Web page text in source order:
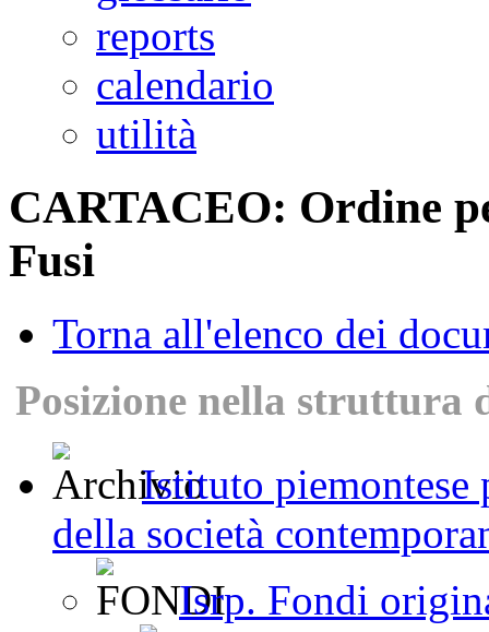
reports
calendario
utilità
CARTACEO: Ordine
Fusi
Torna all'elenco dei
Posizione nella struttura
Istituto piemontese
della società
Isrp. Fondi